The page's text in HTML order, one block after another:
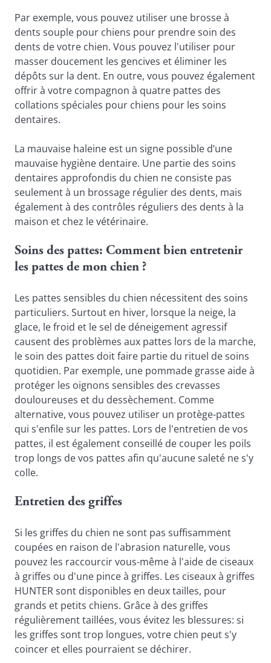
Par exemple, vous pouvez utiliser une brosse à
dents souple pour chiens pour prendre soin des
dents de votre chien. Vous pouvez l'utiliser pour
masser doucement les gencives et éliminer les
dépôts sur la dent. En outre, vous pouvez également
offrir à votre compagnon à quatre pattes des
collations spéciales pour chiens pour les soins
dentaires.
La mauvaise haleine est un signe possible d’une
mauvaise hygiène dentaire. Une partie des soins
dentaires approfondis du chien ne consiste pas
seulement à un brossage régulier des dents, mais
également à des contrôles réguliers des dents à la
maison et chez le vétérinaire.
Soins des pattes: Comment bien entretenir
les pattes de mon chien ?
Les pattes sensibles du chien nécessitent des soins
particuliers. Surtout en hiver, lorsque la neige, la
glace, le froid et le sel de déneigement agressif
causent des problèmes aux pattes lors de la marche,
le soin des pattes doit faire partie du rituel de soins
quotidien. Par exemple, une pommade grasse aide à
protéger les oignons sensibles des crevasses
douloureuses et du dessèchement. Comme
alternative, vous pouvez utiliser un protège-pattes
qui s'enfile sur les pattes. Lors de l'entretien de vos
pattes, il est également conseillé de couper les poils
trop longs de vos pattes afin qu'aucune saleté ne s'y
colle.
Entretien des griffes
Si les griffes du chien ne sont pas suffisamment
coupées en raison de l'abrasion naturelle, vous
pouvez les raccourcir vous-même à l'aide de ciseaux
à griffes ou d'une pince à griffes. Les ciseaux à griffes
HUNTER sont disponibles en deux tailles, pour
grands et petits chiens. Grâce à des griffes
régulièrement taillées, vous évitez les blessures: si
les griffes sont trop longues, votre chien peut s'y
coincer et elles pourraient se déchirer.